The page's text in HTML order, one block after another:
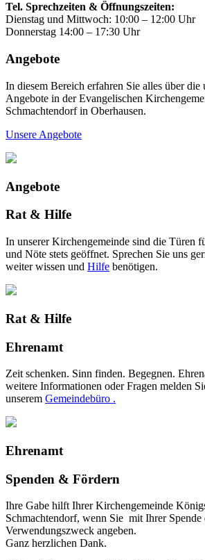
Tel. Sprechzeiten & Öffnungszeiten:
Dienstag und Mittwoch: 10:00 – 12:00 Uhr
Donnerstag 14:00 – 17:30 Uhr
Angebote
In diesem Bereich erfahren Sie alles über die
Angebote in der Evangelischen
Schmachtendorf in Oberhausen.
Unsere Angebote
Angebote
Rat & Hilfe
In unserer Kirchengemeinde sind die Türen
und Nöte stets geöffnet. Sprechen Sie uns
weiter wissen und Hilfe benötigen.
Rat & Hilfe
Ehrenamt
Zeit schenken. Sinn finden. Begegnen.
weitere Informationen oder Fragen melden
unserem Gemeindebüro .
Ehrenamt
Spenden & Fördern
Ihre Gabe hilft Ihrer Kirchengemeinde
Schmachtendorf, wenn Sie mit Ihrer Spende
Verwendungszweck angeben.
Ganz herzlichen Dank.